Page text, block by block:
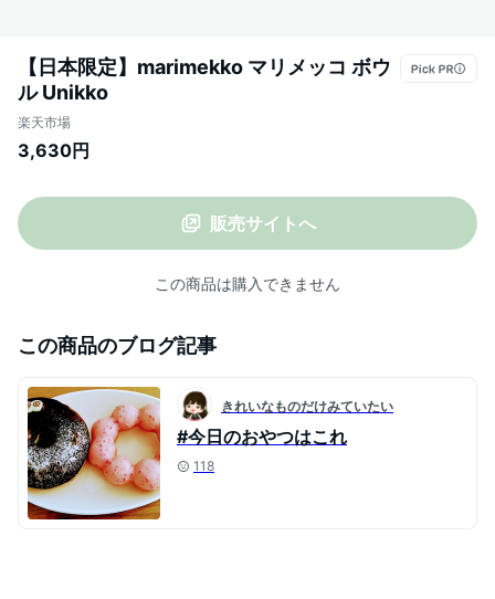
【日本限定】marimekko マリメッコ ボウ
ル Unikko
楽天市場
3,630円
販売サイトへ
この商品は購入できません
この商品のブログ記事
きれいなものだけみていたい
#今日のおやつはこれ
118